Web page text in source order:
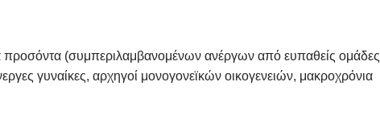
προσόντα (συμπεριλαμβανομένων ανέργων από ευπαθείς ομάδες
γυναίκες, αρχηγοί μονογονεϊκών οικογενειών, μακροχρόνια